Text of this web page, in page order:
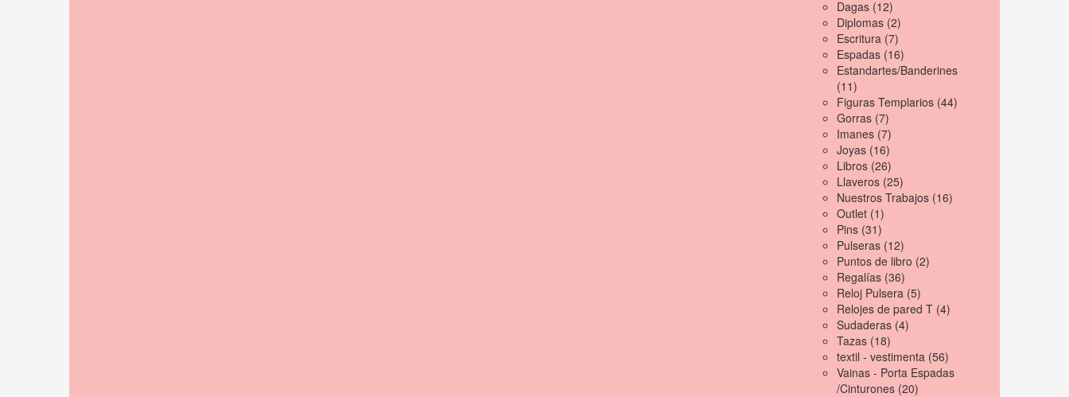
Dagas (12)
Diplomas (2)
Escritura (7)
Espadas (16)
Estandartes/Banderines
(11)
Figuras Templarios (44)
Gorras (7)
Imanes (7)
Joyas (16)
Libros (26)
Llaveros (25)
Nuestros Trabajos (16)
Outlet (1)
Pins (31)
Pulseras (12)
Puntos de libro (2)
Regalías (36)
Reloj Pulsera (5)
Relojes de pared T (4)
Sudaderas (4)
Tazas (18)
textil - vestimenta (56)
Vainas - Porta Espadas
/Cinturones (20)